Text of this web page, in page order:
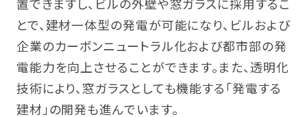
置できますし、ビルの外壁や窓ガラスに採用するこ
とで、建材一体型の発電が可能になり、ビルおよび
企業のカーボンニュートラル化および都市部の発
電能力を向上させることができます。また、透明化
技術により、窓ガラスとしても機能する「発電する
建材」の開発も進んでいます。